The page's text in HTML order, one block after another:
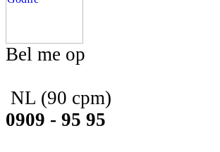
Bel me op
NL (90 cpm)
0909 - 95 95